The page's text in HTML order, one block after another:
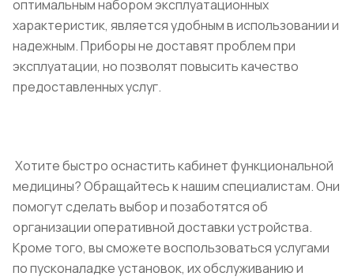
оптимальным набором эксплуатационных
характеристик, является удобным в использовании и
надежным. Приборы не доставят проблем при
эксплуатации, но позволят повысить качество
предоставленных услуг.
Хотите быстро оснастить кабинет функциональной
медицины? Обращайтесь к нашим специалистам. Они
помогут сделать выбор и позаботятся об
организации оперативной доставки устройства.
Кроме того, вы сможете воспользоваться услугами
по пусконаладке установок, их обслуживанию и